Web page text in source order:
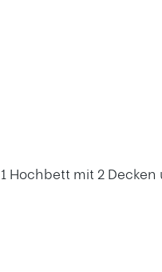
Hochbett mit 2